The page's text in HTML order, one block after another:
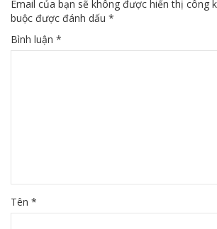
Email của bạn sẽ không được hiển thị công
buộc được đánh dấu *
Bình luận *
Tên *